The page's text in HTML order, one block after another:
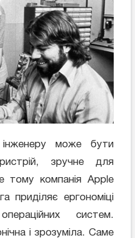
інженеру може бути
зручне для
тому компанія Apple
приділяє ергономіці
систем.
і зрозуміла. Саме